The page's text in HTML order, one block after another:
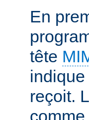
En
tête
reçoit.
comme